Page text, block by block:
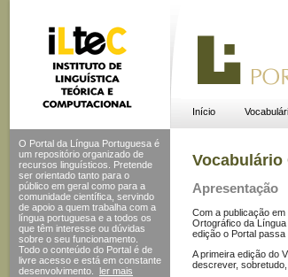
Início
O Portal da Língua Portuguesa é
um repositório organizado de
recursos linguísticos. Pretende
ser orientado tanto para o
público em geral como para a
comunidade científica, servindo
de apoio a quem trabalha com a
língua portuguesa e a todos os
que têm interesse ou dúvidas
sobre o seu funcionamento.
Todo o conteúdo do Portal é de
livre acesso e está em constante
desenvolvimento.
ler mais
Apresentação
Com a publicação
Ortográfico da
edição o Portal passa
A primeira edição do
descrever,